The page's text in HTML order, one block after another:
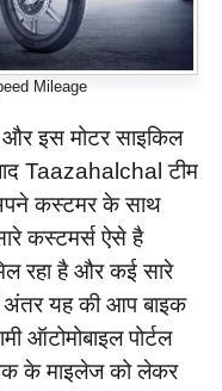
Mileage
और इस मोटर साइकिल
Taazahalchal टीम
अपने कस्टमर के साथ
कस्टमर्स ऐसे है
रहा है और कई सारे
अंतर यह की आप बाइक
ऑटोमोबाइल पोर्टल
के माइलेज को लेकर